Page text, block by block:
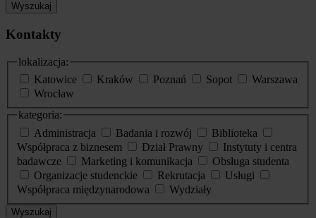
Wyszukaj
Kontakty
lokalizacja:
Katowice
Kraków Poznań Sopot
Warszawa
Wrocław
kategoria:
Administracja
Badania i rozwój
Biblioteka
Współpraca z biznesem
Dział Prawny
Instytuty i centra
badawcze
Marketing i komunikacja
Obsługa studenta
Organizacje studenckie
Rekrutacja
Usługi
Współpraca międzynarodowa
Wydziały
Wyszukaj